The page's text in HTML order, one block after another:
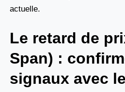
actuelle.
Le retard de
Span) :
signaux avec